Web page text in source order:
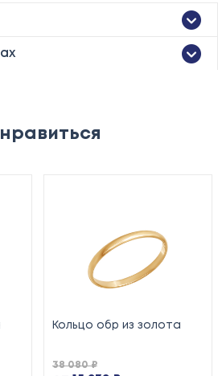
Кольцо обр из золота
38 080 ₽